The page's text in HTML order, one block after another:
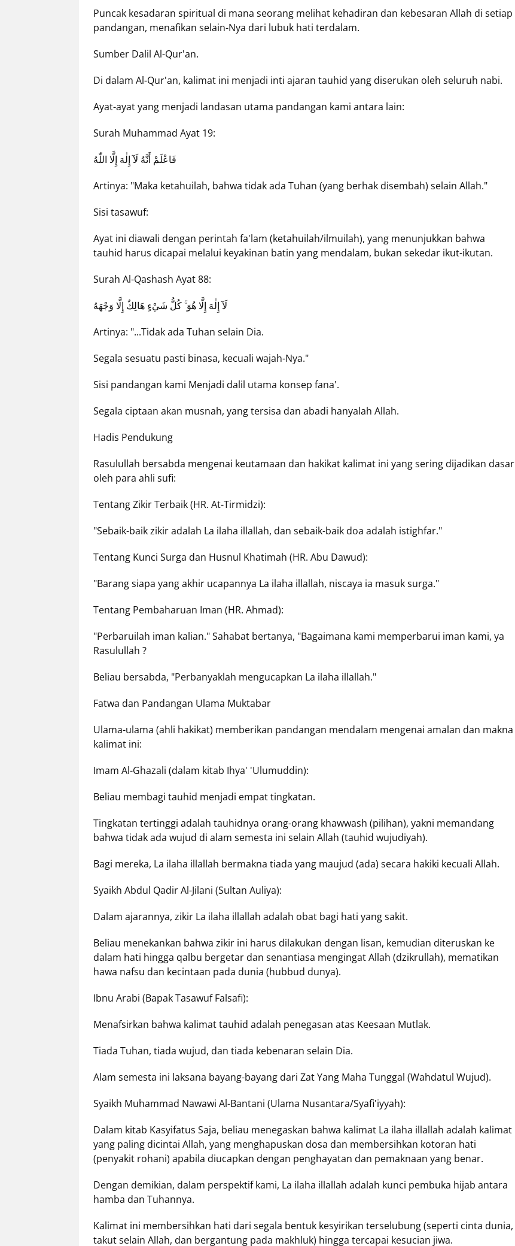
Puncak kesadaran spiritual di mana seorang melihat kehadiran dan kebesaran Allah di setiap
pandangan, menafikan selain-Nya dari lubuk hati terdalam.
Sumber Dalil Al-Qur'an.
Di dalam Al-Qur'an, kalimat ini menjadi inti ajaran tauhid yang diserukan oleh seluruh nabi.
Ayat-ayat yang menjadi landasan utama pandangan kami antara lain:
Surah Muhammad Ayat 19:
فَاعْلَمْ أَنَّهُ لَآ إِلٰهَ إِلَّا اللّٰهُ
Artinya: "Maka ketahuilah, bahwa tidak ada Tuhan (yang berhak disembah) selain Allah."
Sisi tasawuf:
Ayat ini diawali dengan perintah fa'lam (ketahuilah/ilmuilah), yang menunjukkan bahwa
tauhid harus dicapai melalui keyakinan batin yang mendalam, bukan sekedar ikut-ikutan.
Surah Al-Qashash Ayat 88:
لَآ إِلٰهَ إِلَّا هُوَ ۚ كُلُّ شَيْءٍ هَالِكٌ إِلَّا وَجْهَهُ
Artinya: "...Tidak ada Tuhan selain Dia.
Segala sesuatu pasti binasa, kecuali wajah-Nya."
Sisi pandangan kami Menjadi dalil utama konsep fana'.
Segala ciptaan akan musnah, yang tersisa dan abadi hanyalah Allah.
Hadis Pendukung
Rasulullah bersabda mengenai keutamaan dan hakikat kalimat ini yang sering dijadikan dasar
oleh para ahli sufi:
Tentang Zikir Terbaik (HR. At-Tirmidzi):
"Sebaik-baik zikir adalah La ilaha illallah, dan sebaik-baik doa adalah istighfar."
Tentang Kunci Surga dan Husnul Khatimah (HR. Abu Dawud):
"Barang siapa yang akhir ucapannya La ilaha illallah, niscaya ia masuk surga."
Tentang Pembaharuan Iman (HR. Ahmad):
"Perbaruilah iman kalian." Sahabat bertanya, "Bagaimana kami memperbarui iman kami, ya
Rasulullah ?
Beliau bersabda, "Perbanyaklah mengucapkan La ilaha illallah."
Fatwa dan Pandangan Ulama Muktabar
Ulama-ulama (ahli hakikat) memberikan pandangan mendalam mengenai amalan dan makna
kalimat ini:
Imam Al-Ghazali (dalam kitab Ihya' 'Ulumuddin):
Beliau membagi tauhid menjadi empat tingkatan.
Tingkatan tertinggi adalah tauhidnya orang-orang khawwash (pilihan), yakni memandang
bahwa tidak ada wujud di alam semesta ini selain Allah (tauhid wujudiyah).
Bagi mereka, La ilaha illallah bermakna tiada yang maujud (ada) secara hakiki kecuali Allah.
Syaikh Abdul Qadir Al-Jilani (Sultan Auliya):
Dalam ajarannya, zikir La ilaha illallah adalah obat bagi hati yang sakit.
Beliau menekankan bahwa zikir ini harus dilakukan dengan lisan, kemudian diteruskan ke
dalam hati hingga qalbu bergetar dan senantiasa mengingat Allah (dzikrullah), mematikan
hawa nafsu dan kecintaan pada dunia (hubbud dunya).
Ibnu Arabi (Bapak Tasawuf Falsafi):
Menafsirkan bahwa kalimat tauhid adalah penegasan atas Keesaan Mutlak.
Tiada Tuhan, tiada wujud, dan tiada kebenaran selain Dia.
Alam semesta ini laksana bayang-bayang dari Zat Yang Maha Tunggal (Wahdatul Wujud).
Syaikh Muhammad Nawawi Al-Bantani (Ulama Nusantara/Syafi'iyyah):
Dalam kitab Kasyifatus Saja, beliau menegaskan bahwa kalimat La ilaha illallah adalah kalimat
yang paling dicintai Allah, yang menghapuskan dosa dan membersihkan kotoran hati
(penyakit rohani) apabila diucapkan dengan penghayatan dan pemaknaan yang benar.
Dengan demikian, dalam perspektif kami, La ilaha illallah adalah kunci pembuka hijab antara
hamba dan Tuhannya.
Kalimat ini membersihkan hati dari segala bentuk kesyirikan terselubung (seperti cinta dunia,
takut selain Allah, dan bergantung pada makhluk) hingga tercapai kesucian jiwa.